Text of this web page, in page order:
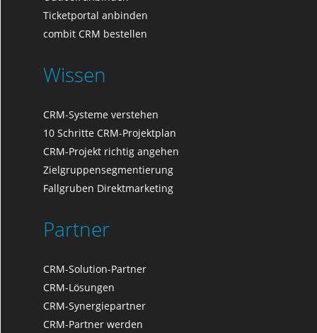
Ticketportal anbinden
combit CRM bestellen
Wissen
CRM-Systeme verstehen
10 Schritte CRM-Projektplan
CRM-Projekt richtig angehen
Zielgruppensegmentierung
Fallgruben Direktmarketing
Partner
CRM-Solution-Partner
CRM-Lösungen
CRM-Synergiepartner
CRM-Partner werden